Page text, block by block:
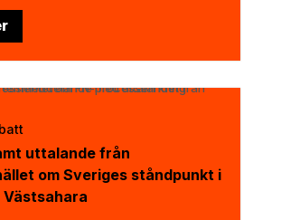
uttalande från
om Sveriges ståndpunkt i